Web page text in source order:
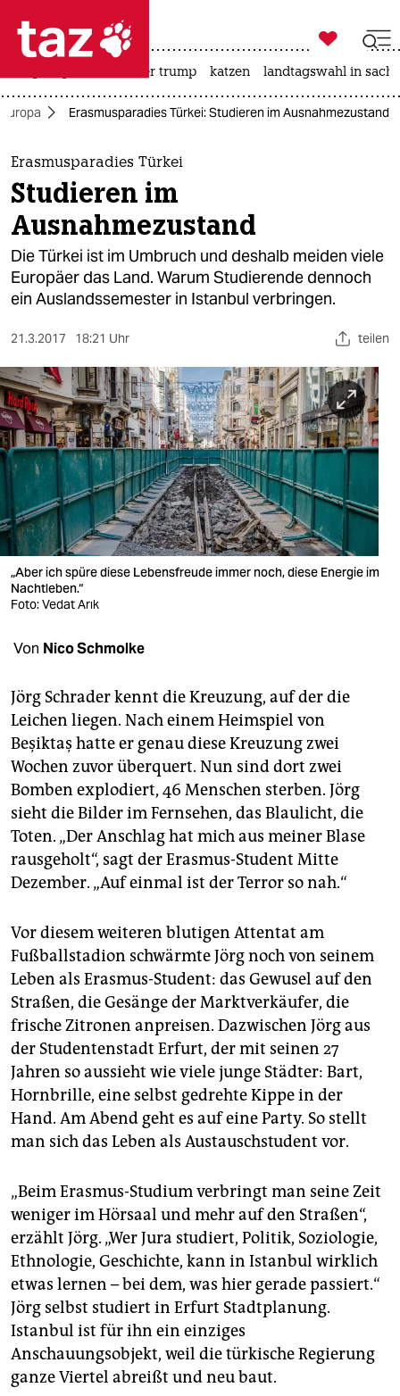
 taz zahl ich
taz zahl ich
themen
politik
öko
gesellschaft
sport
berlin
nord
wahrheit
verlag
verlag
veranstaltungen
unterstützen
abo
genossenschaft
epaper login

taz zahl ich
usa unter trump katzen landtagswahl in
Europa Erasmusparadies Türkei: Studieren im Ausnahmezustand
Erasmusparadies Türkei
Studieren im
Ausnahmezustand
Die Türkei ist im Umbruch und deshalb meiden viele
Europäer das Land. Warum Studierende dennoch
ein Auslandssemester in Istanbul verbringen.
21.3.2017 18:21 Uhr teilen
„Aber ich spüre diese Lebensfreude immer noch, diese Energie im
Nachtleben.“
Foto: Vedat Arık
Von Nico Schmolke
Jörg Schrader kennt die Kreuzung, auf der die
Leichen liegen. Nach einem Heimspiel von
Beşiktaş hatte er genau diese Kreuzung zwei
Wochen zuvor überquert. Nun sind dort zwei
Bomben explodiert, 46 Menschen sterben. Jörg
sieht die Bilder im Fernsehen, das Blaulicht, die
Toten. „Der Anschlag hat mich aus meiner Blase
rausgeholt“, sagt der Erasmus-Student Mitte
Dezember. „Auf einmal ist der Terror so nah.“
Vor diesem weiteren blutigen Attentat am
Fußballstadion schwärmte Jörg noch von seinem
Leben als Erasmus-Student: das Gewusel auf den
Straßen, die Gesänge der Marktverkäufer, die
frische Zitronen anpreisen. Dazwischen Jörg aus
der Studentenstadt Erfurt, der mit seinen 27
Jahren so aussieht wie viele junge Städter: Bart,
Hornbrille, eine selbst gedrehte Kippe in der
Hand. Am Abend geht es auf eine Party. So stellt
man sich das Leben als Austauschstudent vor.
„Beim Erasmus-Studium verbringt man seine Zeit
weniger im Hörsaal und mehr auf den Straßen“,
erzählt Jörg. „Wer Jura studiert, Politik, Soziologie,
Ethnologie, Geschichte, kann in Istanbul wirklich
etwas lernen – bei dem, was hier gerade passiert.“
Jörg selbst studiert in Erfurt Stadtplanung.
Istanbul ist für ihn ein einziges
Anschauungsobjekt, weil die türkische Regierung
ganze Viertel abreißt und neu baut.